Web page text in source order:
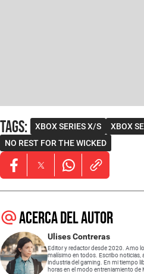
Tags: XBOX SERIES X/S
XBOX
NO REST FOR THE WICKED
Opens in new window
Opens in new window
Opens in new
Acerca del autor
Ulises Contreras
Editor y redactor desde 2020. Amo
malísimo en todos. Escribo noticias,
industria del gaming. En mi tiempo
horas en el modo entreniamiento de